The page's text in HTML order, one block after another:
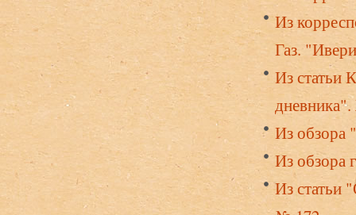
Из
Газ.
Из статьи
Из обзора
Из обзора
Из статьи